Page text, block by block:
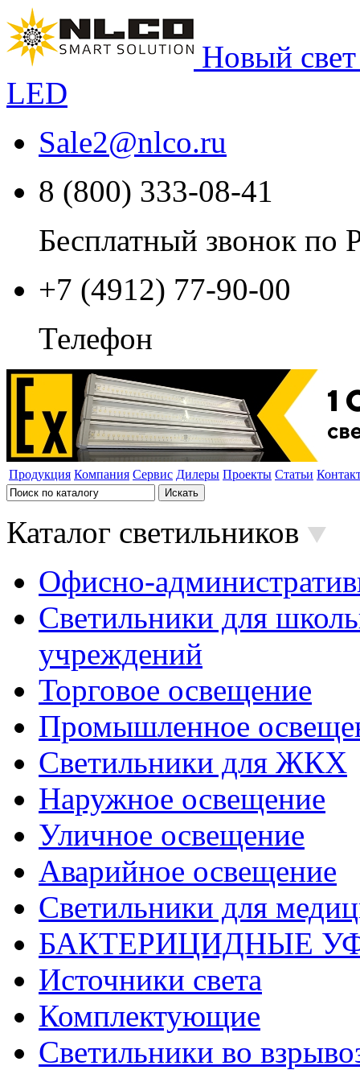
Новый
LED
Sale2@nlco.ru
8 (800) 333-08-41
Бесплатный звонок по
+7 (4912) 77-90-00
Телефон
Продукция Компания Сервис Дилеры Проекты Статьи
Каталог светильников
Офисно-
Светильники для
учреждений
Торговое освещение
Промышленное
Светильники для ЖКХ
Наружное освещение
Уличное освещение
Аварийное освещение
Светильники для
БАКТЕРИЦИДНЫЕ
Источники света
Комплектующие
Светильники во